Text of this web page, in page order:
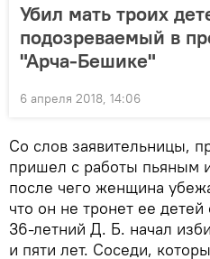
Убил мать троих
подозреваемый в
"Арча-Бешике"
6 апреля 2018, 14:06
Со слов заявительницы,
пришел с работы пьяным
после чего женщина
что он не тронет ее
36-летний Д. Б. начал
и пяти лет. Соседи,